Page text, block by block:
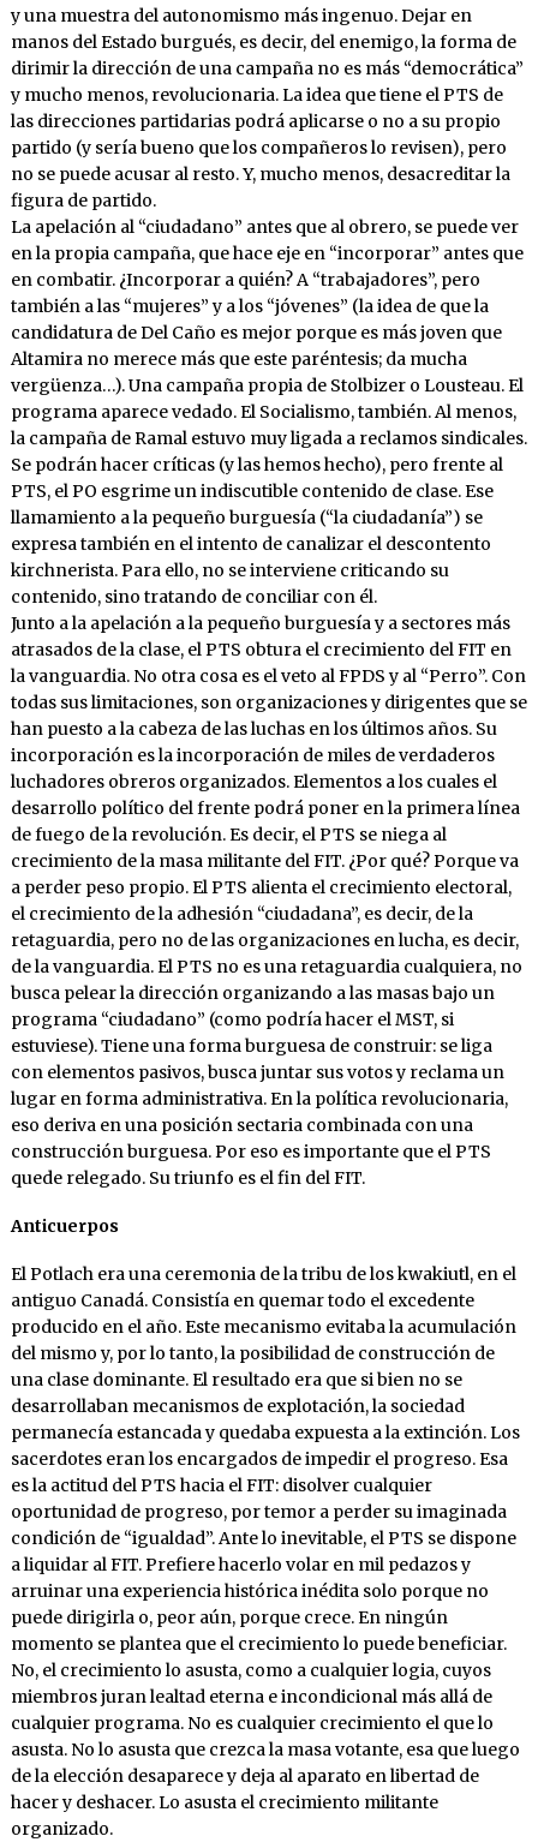
y una muestra del autonomismo más ingenuo. Dejar en
manos del Estado burgués, es decir, del enemigo, la forma de
dirimir la dirección de una campaña no es más “democrática”
y mucho menos, revolucionaria. La idea que tiene el PTS de
las direcciones partidarias podrá aplicarse o no a su propio
partido (y sería bueno que los compañeros lo revisen), pero
no se puede acusar al resto. Y, mucho menos, desacreditar la
figura de partido.
La apelación al “ciudadano” antes que al obrero, se puede ver
en la propia campaña, que hace eje en “incorporar” antes que
en combatir. ¿Incorporar a quién? A “trabajadores”, pero
también a las “mujeres” y a los “jóvenes” (la idea de que la
candidatura de Del Caño es mejor porque es más joven que
Altamira no merece más que este paréntesis; da mucha
vergüenza…). Una campaña propia de Stolbizer o Lousteau. El
programa aparece vedado. El Socialismo, también. Al menos,
la campaña de Ramal estuvo muy ligada a reclamos sindicales.
Se podrán hacer críticas (y las hemos hecho), pero frente al
PTS, el PO esgrime un indiscutible contenido de clase. Ese
llamamiento a la pequeño burguesía (“la ciudadanía”) se
expresa también en el intento de canalizar el descontento
kirchnerista. Para ello, no se interviene criticando su
contenido, sino tratando de conciliar con él.
Junto a la apelación a la pequeño burguesía y a sectores más
atrasados de la clase, el PTS obtura el crecimiento del FIT en
la vanguardia. No otra cosa es el veto al FPDS y al “Perro”. Con
todas sus limitaciones, son organizaciones y dirigentes que se
han puesto a la cabeza de las luchas en los últimos años. Su
incorporación es la incorporación de miles de verdaderos
luchadores obreros organizados. Elementos a los cuales el
desarrollo político del frente podrá poner en la primera línea
de fuego de la revolución. Es decir, el PTS se niega al
crecimiento de la masa militante del FIT. ¿Por qué? Porque va
a perder peso propio. El PTS alienta el crecimiento electoral,
el crecimiento de la adhesión “ciudadana”, es decir, de la
retaguardia, pero no de las organizaciones en lucha, es decir,
de la vanguardia. El PTS no es una retaguardia cualquiera, no
busca pelear la dirección organizando a las masas bajo un
programa “ciudadano” (como podría hacer el MST, si
estuviese). Tiene una forma burguesa de construir: se liga
con elementos pasivos, busca juntar sus votos y reclama un
lugar en forma administrativa. En la política revolucionaria,
eso deriva en una posición sectaria combinada con una
construcción burguesa. Por eso es importante que el PTS
quede relegado. Su triunfo es el fin del FIT.
Anticuerpos
El Potlach era una ceremonia de la tribu de los kwakiutl, en el
antiguo Canadá. Consistía en quemar todo el excedente
producido en el año. Este mecanismo evitaba la acumulación
del mismo y, por lo tanto, la posibilidad de construcción de
una clase dominante. El resultado era que si bien no se
desarrollaban mecanismos de explotación, la sociedad
permanecía estancada y quedaba expuesta a la extinción. Los
sacerdotes eran los encargados de impedir el progreso. Esa
es la actitud del PTS hacia el FIT: disolver cualquier
oportunidad de progreso, por temor a perder su imaginada
condición de “igualdad”. Ante lo inevitable, el PTS se dispone
a liquidar al FIT. Prefiere hacerlo volar en mil pedazos y
arruinar una experiencia histórica inédita solo porque no
puede dirigirla o, peor aún, porque crece. En ningún
momento se plantea que el crecimiento lo puede beneficiar.
No, el crecimiento lo asusta, como a cualquier logia, cuyos
miembros juran lealtad eterna e incondicional más allá de
cualquier programa. No es cualquier crecimiento el que lo
asusta. No lo asusta que crezca la masa votante, esa que luego
de la elección desaparece y deja al aparato en libertad de
hacer y deshacer. Lo asusta el crecimiento militante
organizado.